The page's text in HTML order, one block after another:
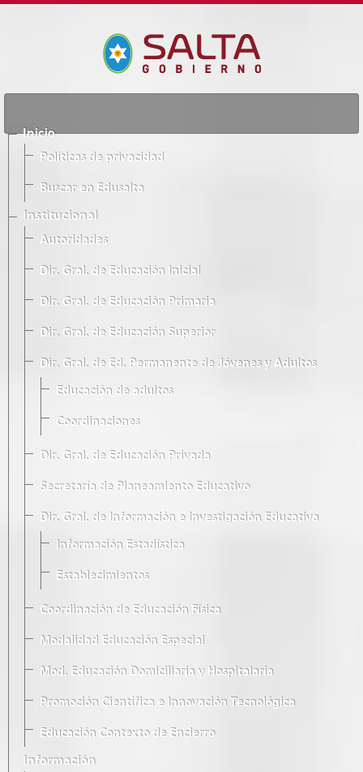
Inicio
Políticas de privacidad
Buscar en Edusalta
Institucional
Autoridades
Dir. Gral. de Educación Inicial
Dir. Gral. de Educación Primaria
Dir. Gral. de Educación Superior
Dir. Gral. de Ed. Permanente de Jóvenes y Adultos
Educación de adultos
Coordinaciones
Dir. Gral. de Educación Privada
Secretaría de Planeamiento Educativo
Dir. Gral. de Información e Investigación Educativa
Información Estadística
Establecimientos
Coordinación de Educación Física
Modalidad Educación Especial
Mod. Educación Domiciliaria y Hospitalaria
Promoción Científica e Innovación Tecnológica
Educación Contexto de Encierro
Información